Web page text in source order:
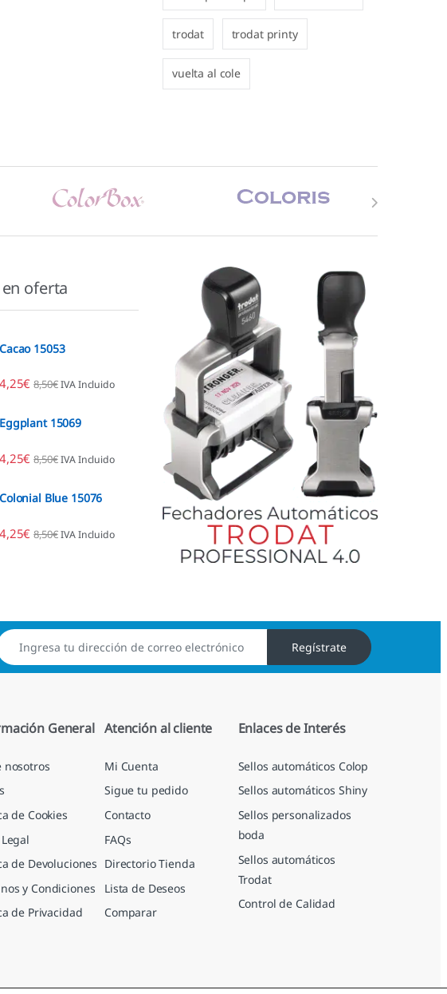
trodat trodat printy
vuelta al cole
oferta
Cacao 15053
4,25€ 8,50€ IVA Incluido
Eggplant 15069
4,25€ 8,50€ IVA Incluido
Colonial Blue 15076
4,25€ 8,50€ IVA Incluido
Regístrate
General
nosotros
de Cookies
de Devoluciones
y Condiciones
de Privacidad
Atención al cliente
Mi Cuenta
Sigue tu pedido
Contacto
FAQs
Directorio Tienda
Lista de Deseos
Comparar
Enlaces de Interés
Sellos automáticos Colop
Sellos automáticos Shiny
Sellos personalizados
boda
Sellos automáticos
Trodat
Control de Calidad